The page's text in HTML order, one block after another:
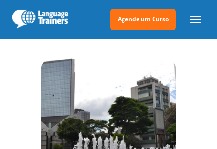
Agende um Curso